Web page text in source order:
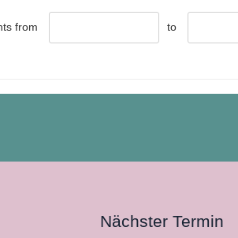
from to
Nächster Termin